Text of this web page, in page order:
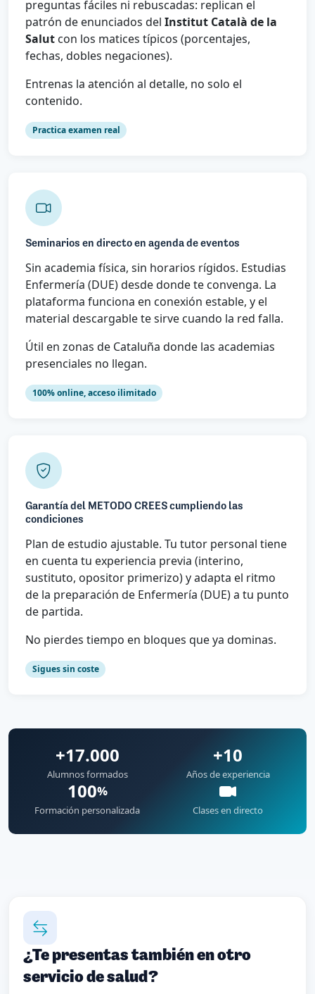
preguntas fáciles ni rebuscadas: replican el
patrón de enunciados del Institut Català de la
Salut con los matices típicos (porcentajes,
fechas, dobles negaciones).
Entrenas la atención al detalle, no solo el
contenido.
Practica examen real
Seminarios en directo en agenda de eventos
Sin academia física, sin horarios rígidos. Estudias
Enfermería (DUE) desde donde te convenga. La
plataforma funciona en conexión estable, y el
material descargable te sirve cuando la red falla.
Útil en zonas de Cataluña donde las academias
presenciales no llegan.
100% online, acceso ilimitado
Garantía del METODO CREES cumpliendo las
condiciones
Plan de estudio ajustable. Tu tutor personal tiene
en cuenta tu experiencia previa (interino,
sustituto, opositor primerizo) y adapta el ritmo
de la preparación de Enfermería (DUE) a tu punto
de partida.
No pierdes tiempo en bloques que ya dominas.
Sigues sin coste
+17.000
Alumnos formados
+10
Años de experiencia
100%
Formación personalizada Clases en directo
¿Te presentas también en otro
servicio de salud?